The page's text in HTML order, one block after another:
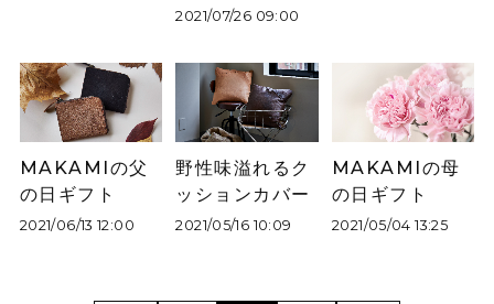
2021/07/26 09:00
MAKAMIの父
の日ギフト
2021/06/13 12:00
野性味溢れるク
ッションカバー
2021/05/16 10:09
MAKAMIの母
の日ギフト
2021/05/04 13:25